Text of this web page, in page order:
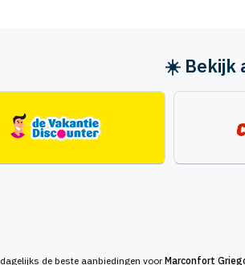
☀️ Bekijk
de beste aanbiedingen voorMarconfort